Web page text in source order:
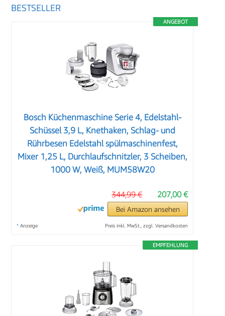
BESTSELLER
ANGEBOT
Bosch Küchenmaschine Serie 4, Edelstahl-
Schüssel 3,9 L, Knethaken, Schlag- und
Rührbesen Edelstahl spülmaschinenfest,
Mixer 1,25 L, Durchlaufschnitzler, 3 Scheiben,
1000 W, Weiß, MUM58W20
207,00 €
344,99 €
Bei Amazon ansehen
* Anzeige Preis inkl. MwSt., zzgl. Versandkosten
EMPFEHLUNG